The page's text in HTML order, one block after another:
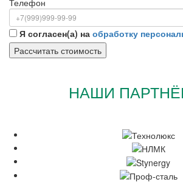
Я согласен(а) на обработку
НАШИ